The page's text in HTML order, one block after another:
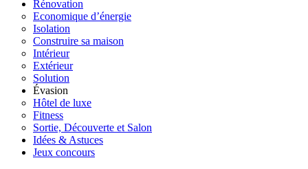
Rénovation
Economique d’énergie
Isolation
Construire sa maison
Intérieur
Extérieur
Solution
Évasion
Hôtel de luxe
Fitness
Sortie, Découverte et Salon
Idées & Astuces
Jeux concours